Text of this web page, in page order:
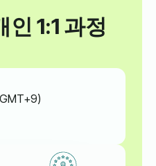
인 1:1 과정